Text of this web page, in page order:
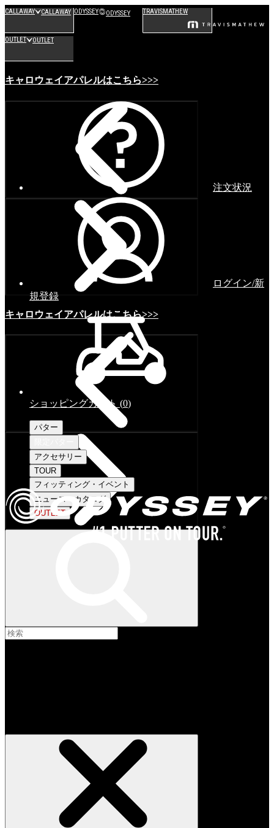
CALLAWAY CALLAWAY ODYSSEY ODYSSEY TRAVISMATHEW
OUTLET OUTLET
キャロウェイアパレルはこちら>>>
キャロウェイアパレルはこちら>>>
注文状況
ログイン/新
規登録
ショッピングカート (0)
パター
アクセサリー
TOUR
フィッティング・イベント
ニュース・カタログ
OUTLET